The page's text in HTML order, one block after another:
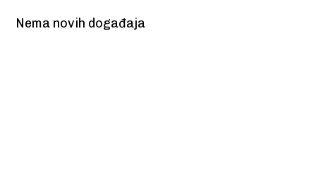
Nema novih događaja